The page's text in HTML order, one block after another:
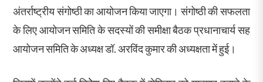
अंतर्राष्ट्रीय संगोष्ठी का आयोजन किया जाएगा। संगोष्ठी की सफलता
के लिए आयोजन समिति के सदस्यों की समीक्षा बैठक प्रधानाचार्य सह
आयोजन समिति के अध्यक्ष डॉ. अरविंद कुमार की अध्यक्षता में हुई।